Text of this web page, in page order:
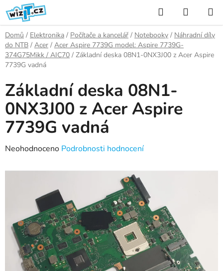
Přejít
na
obsah
Hledat
KOŠÍK
Domů / Elektronika / Počítače a kancelář / Notebooky / Náhradní díly
do NTB / Acer / Acer Aspire 7739G model: Aspire 7739G-
374G75Mikk / AIC70 / Základní deska 08N1-0NX3J00 z Acer Aspire
7739G vadná
Základní deska 08N1-
0NX3J00 z Acer Aspire
7739G vadná
Průměrné
hvězdiček.
Neohodnoceno Podrobnosti hodnocení